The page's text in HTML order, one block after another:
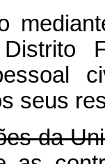
seus
da